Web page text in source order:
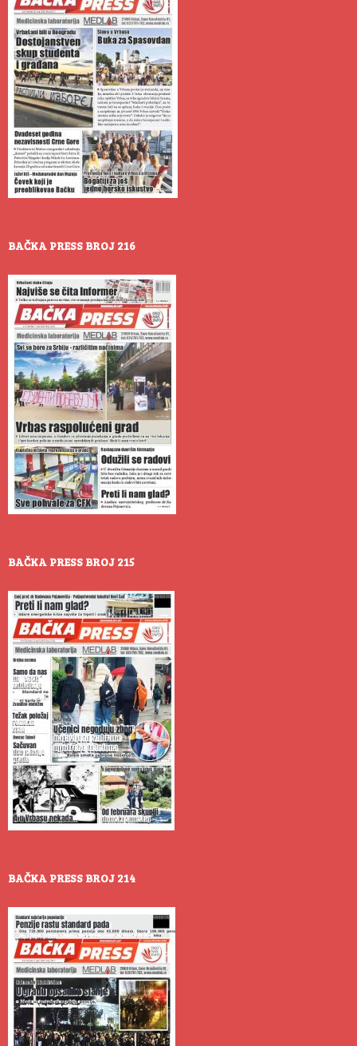
BAČKA PRESS BROJ 216
BAČKA PRESS BROJ 215
BAČKA PRESS BROJ 214